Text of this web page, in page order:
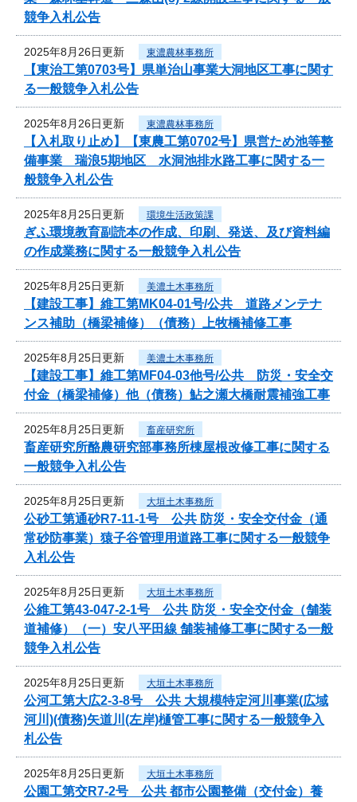
競争入札公告
2025年8月26日更新 東濃農林事務所
【東治工第0703号】県単治山事業大洞地区工事に関す
る一般競争入札公告
2025年8月26日更新 東濃農林事務所
【入札取り止め】【東農工第0702号】県営ため池等整
備事業 瑞浪5期地区 水洞池排水路工事に関する一
般競争入札公告
2025年8月25日更新 環境生活政策課
ぎふ環境教育副読本の作成、印刷、発送、及び資料編
の作成業務に関する一般競争入札公告
2025年8月25日更新 美濃土木事務所
【建設工事】維工第MK04-01号/公共 道路メンテナ
ンス補助（橋梁補修）（債務）上牧橋補修工事
2025年8月25日更新 美濃土木事務所
【建設工事】維工第MF04-03他号/公共 防災・安全交
付金（橋梁補修）他（債務）鮎之瀬大橋耐震補強工事
2025年8月25日更新 畜産研究所
畜産研究所酪農研究部事務所棟屋根改修工事に関する
一般競争入札公告
2025年8月25日更新 大垣土木事務所
公砂工第通砂R7-11-1号 公共 防災・安全交付金（通
常砂防事業）猿子谷管理用道路工事に関する一般競争
入札公告
2025年8月25日更新 大垣土木事務所
公維工第43-047-2-1号 公共 防災・安全交付金（舗装
道補修）（一）安八平田線 舗装補修工事に関する一般
競争入札公告
2025年8月25日更新 大垣土木事務所
公河工第大広2-3-8号 公共 大規模特定河川事業(広域
河川)(債務)矢道川(左岸)樋管工事に関する一般競争入
札公告
2025年8月25日更新 大垣土木事務所
公園工第交R7-2号 公共 都市公園整備（交付金）養